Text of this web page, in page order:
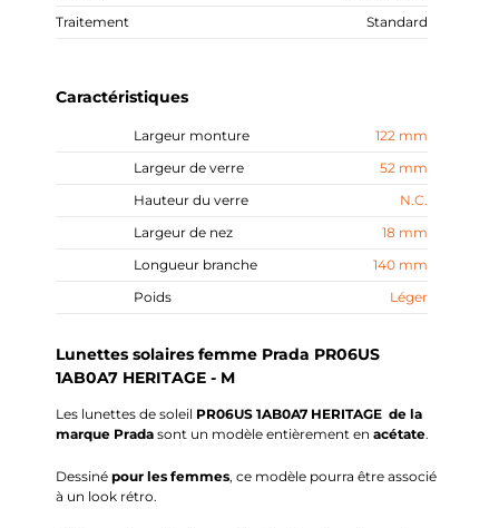
Traitement
Standard
Caractéristiques
Largeur monture
122 mm
Largeur de verre
52 mm
Hauteur du verre
N.C.
Largeur de nez
18 mm
Longueur branche
140 mm
Poids
Léger
Lunettes solaires femme Prada PR06US
1AB0A7 HERITAGE - M
Les lunettes de soleil PR06US 1AB0A7 HERITAGE de la
marque Prada sont un modèle entièrement en acétate.
Dessiné pour les femmes, ce modèle pourra être associé
à un look rétro.